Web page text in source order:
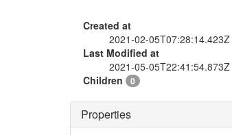
Created at
2021-02-
Last Modified at
2021-05-
Children
0
Properties